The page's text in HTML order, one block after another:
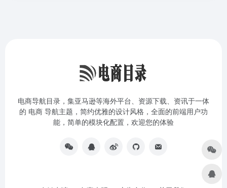
电商导航目录，集亚马逊等海外平台、资源下载、资讯于一体
的 电商 导航主题，简约优雅的设计风格，全面的前端用户功
能，简单的模块化配置，欢迎您的体验